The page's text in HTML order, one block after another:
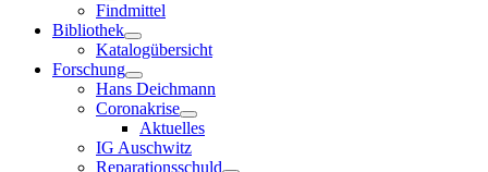
Findmittel
Bibliothek
Katalogübersicht
Forschung
Hans Deichmann
Coronakrise
Aktuelles
IG Auschwitz
Reparationsschuld